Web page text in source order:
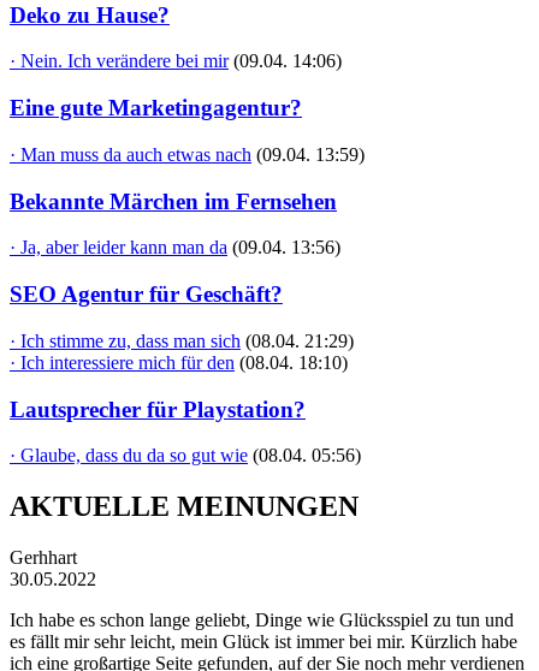
Deko zu Hause?
· Nein. Ich verändere bei mir (09.04. 14:06)
Eine gute Marketingagentur?
· Man muss da auch etwas nach (09.04. 13:59)
Bekannte Märchen im Fernsehen
· Ja, aber leider kann man da (09.04. 13:56)
SEO Agentur für Geschäft?
· Ich stimme zu, dass man sich (08.04. 21:29)
· Ich interessiere mich für den (08.04. 18:10)
Lautsprecher für Playstation?
· Glaube, dass du da so gut wie (08.04. 05:56)
AKTUELLE MEINUNGEN
Gerhhart
30.05.2022
Ich habe es schon lange geliebt, Dinge wie Glücksspiel zu tun und
es fällt mir sehr leicht, mein Glück ist immer bei mir. Kürzlich habe
ich eine großartige Seite gefunden, auf der Sie noch mehr verdienen